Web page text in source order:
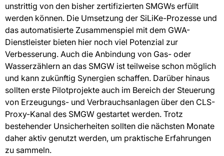
unstrittig von den bisher zertifizierten SMGWs erfüllt
werden können. Die Umsetzung der SiLiKe-Prozesse und
das automatisierte Zusammenspiel mit dem GWA-
Dienstleister bieten hier noch viel Potenzial zur
Verbesserung. Auch die Anbindung von Gas- oder
Wasserzählern an das SMGW ist teilweise schon möglich
und kann zukünftig Synergien schaffen. Darüber hinaus
sollten erste Pilotprojekte auch im Bereich der Steuerung
von Erzeugungs- und Verbrauchsanlagen über den CLS-
Proxy-Kanal des SMGW gestartet werden. Trotz
bestehender Unsicherheiten sollten die nächsten Monate
daher aktiv genutzt werden, um praktische Erfahrungen
zu sammeln.